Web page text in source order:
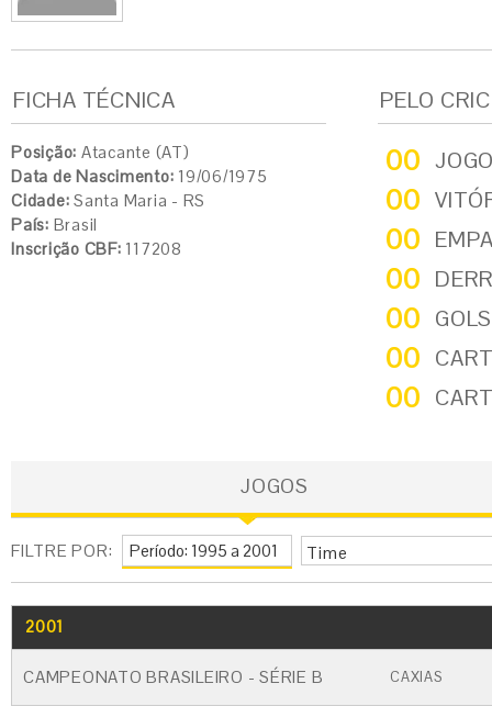
FICHA TÉCNICA
Posição: Atacante (AT)
Data de Nascimento: 19/06/1975
Cidade: Santa Maria - RS
País: Brasil
Inscrição CBF: 117208
PELO
00
00
00
00
00
00
00
JOGOS
FILTRE POR: Time
2001
CAMPEONATO BRASILEIRO - SÉRIE B CAXIAS